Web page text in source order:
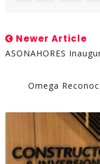
Newer Article
ASONAHORES
Omega